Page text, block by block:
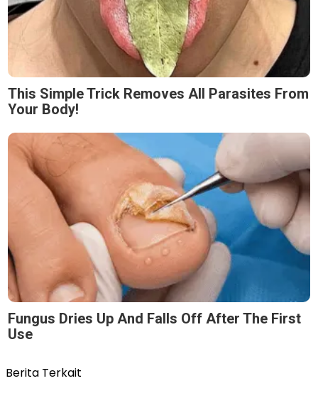
This Simple Trick Removes All Parasites From
Your Body!
Fungus Dries Up And Falls Off After The First
Use
Berita Terkait